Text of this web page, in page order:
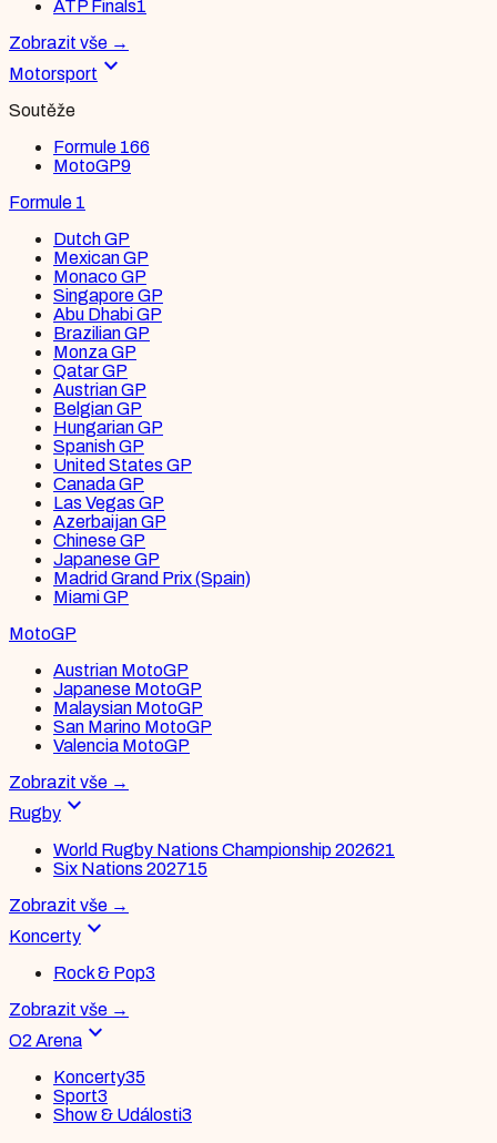
ATP Finals1
Zobrazit vše →
Motorsport expand_more
Soutěže
Formule 166
MotoGP9
Formule 1
Dutch GP
Mexican GP
Monaco GP
Singapore GP
Abu Dhabi GP
Brazilian GP
Monza GP
Qatar GP
Austrian GP
Belgian GP
Hungarian GP
Spanish GP
United States GP
Canada GP
Las Vegas GP
Azerbaijan GP
Chinese GP
Japanese GP
Madrid Grand Prix (Spain)
Miami GP
MotoGP
Austrian MotoGP
Japanese MotoGP
Malaysian MotoGP
San Marino MotoGP
Valencia MotoGP
Zobrazit vše →
Rugby expand_more
World Rugby Nations Championship 202621
Six Nations 202715
Zobrazit vše →
Koncerty expand_more
Rock & Pop3
Zobrazit vše →
O2 Arena expand_more
Koncerty35
Sport3
Show & Události3